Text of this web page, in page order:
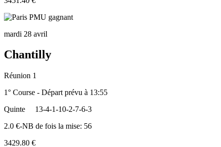
mardi 28 avril
Chantilly
Réunion 1
1° Course - Départ prévu à 13:55
Quinte
13-4-1-10-2-7-6-3
2.0 €-NB de fois la mise: 56
3429.80 €